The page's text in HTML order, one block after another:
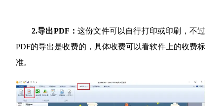
2.导出PDF： 这份文件可以自行打印或印刷，不过
PDF的导出是收费的，具体收费可以看软件上的收费标
准。